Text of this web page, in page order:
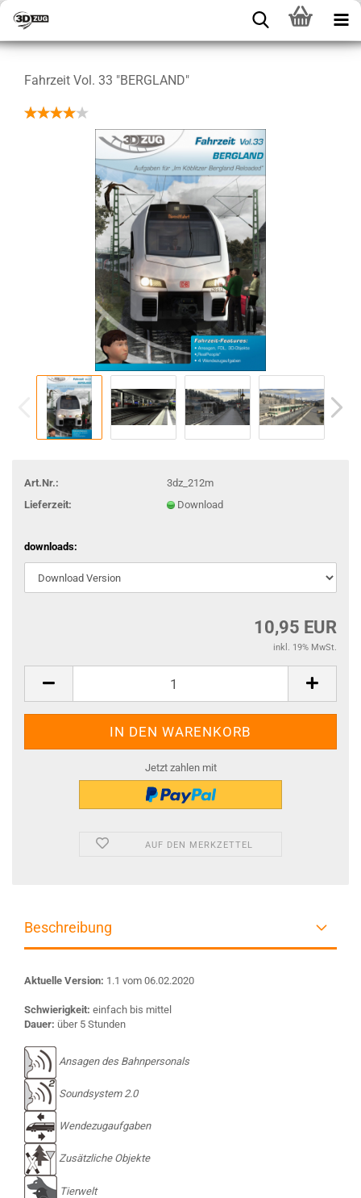
Fahrzeit Vol. 33 "BERGLAND"
Art.Nr.:
3dz_212m
Lieferzeit:
Download
downloads:
10,95 EUR
inkl. 19% MwSt.
Jetzt zahlen mit
AUF DEN MERKZETTEL
Beschreibung
Aktuelle Version: 1.1 vom 06.02.2020
Schwierigkeit: einfach bis mittel
Dauer: über 5 Stunden
Ansagen des Bahnpersonals
Soundsystem 2.0
Wendezugaufgaben
Zusätzliche Objekte
Tierwelt